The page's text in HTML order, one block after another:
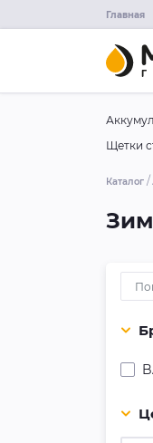
Главная
Щетки
Каталог